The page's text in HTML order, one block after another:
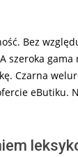
Bez
szeroka
Czarna
eButiku.